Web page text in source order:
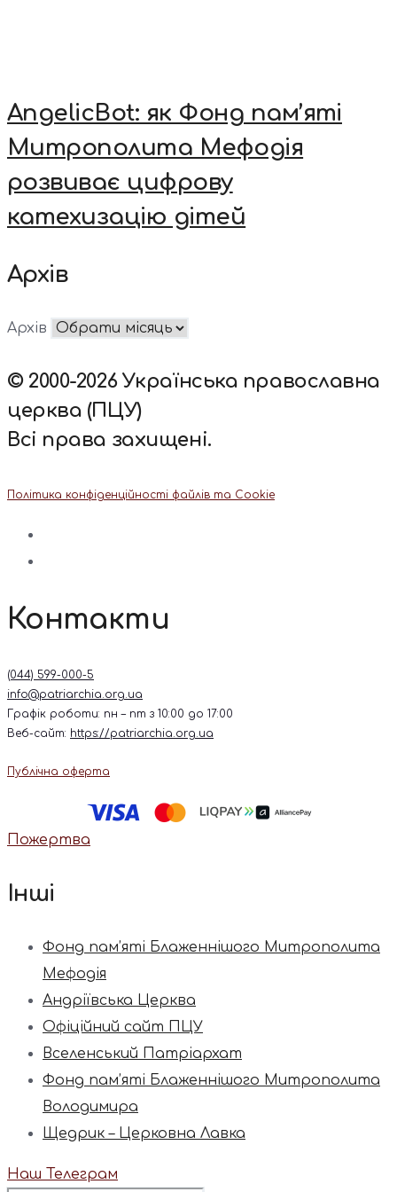
AngelicBot: як Фонд пам’яті
Митрополита Мефодія
розвиває цифрову
катехизацію дітей
Архів
Архів
© 2000-2026 Українська православна
церква (ПЦУ)
Всі права захищені.
Політика конфіденційності файлів та Cookie
Контакти
(044) 599-000-5
info@patriarchia.org.ua
Графік роботи: пн – пт з 10:00 до 17:00
Веб-сайт: https://patriarchia.org.ua
Публічна оферта
Пожертва
Інші
Фонд пам’яті Блаженнішого Митрополита
Мефодія
Андріївська Церква
Офіційний сайт ПЦУ
Вселенський Патріархат
Фонд пам’яті Блаженнішого Митрополита
Володимира
Щедрик – Церковна Лавка
Наш Телеграм